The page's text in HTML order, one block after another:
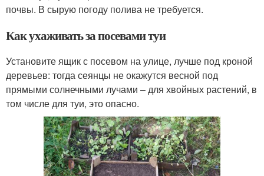
почвы. В сырую погоду полива не требуется.
Как ухаживать за посевами туи
Установите ящик с посевом на улице, лучше под кроной
деревьев: тогда сеянцы не окажутся весной под
прямыми солнечными лучами – для хвойных растений, в
том числе для туи, это опасно.